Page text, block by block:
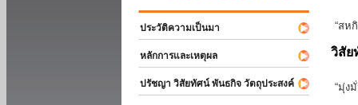
ประวัติความเป็นมา
หลักการและเหตุผล
ปรัชญา วิสัยทัศน์ พันธกิจ วัตถุประสงค์
“สห
วิสัย
“มุ่ง